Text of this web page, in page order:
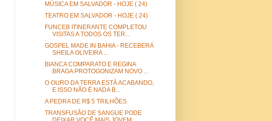
MÚSICA EM SALVADOR - HOJE ( 24)
TEATRO EM SALVADOR - HOJE ( 24)
FUNCEB ITINERANTE COMPLETOU
VISITAS A TODOS OS TER...
GOSPEL MADE IN BAHIA - RECEBERÁ
SHEILA OLIVEIRA ...
BIANCA COMPARATO E REGINA
BRAGA PROTOGONIZAM NOVO ...
O OURO DA TERRA ESTÁ ACABANDO,
E ISSO NÃO É NADA B...
A PEDRA DE R$ 5 TRILHÕES
TRANSFUSÃO DE SANGUE PODE